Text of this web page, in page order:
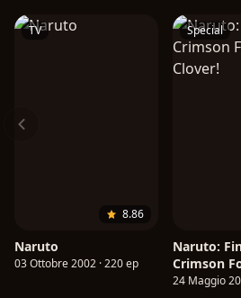
TV
8.86
Naruto
03 Ottobre 2002 · 220 ep
Special
Naruto:
Crimson
Clover!
24 Maggio